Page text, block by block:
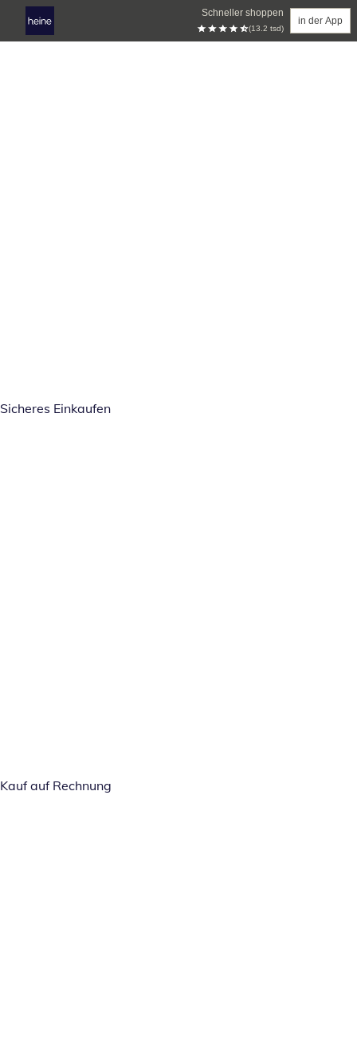
Schneller shoppen
(13.2 tsd)
in der App
Sicheres Einkaufen
Kauf auf Rechnung